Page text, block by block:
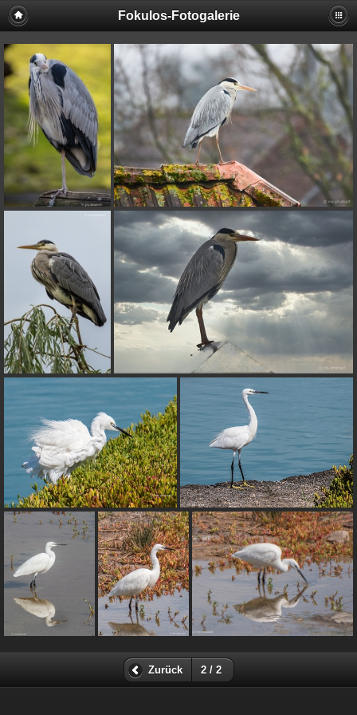
Fokulos-Fotogalerie
Zurück 2 / 2